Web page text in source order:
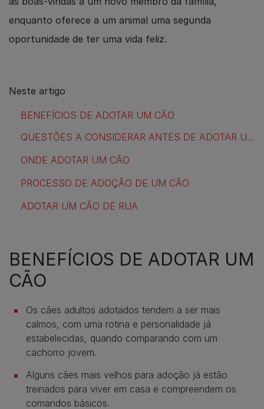
enquanto oferece a um animal uma segunda
oportunidade de ter uma vida feliz.
Neste artigo
BENEFÍCIOS DE ADOTAR UM CÃO
QUESTÕES A CONSIDERAR ANTES DE ADOTAR UM CÃO
ONDE ADOTAR UM CÃO
PROCESSO DE ADOÇÃO DE UM CÃO
ADOTAR UM CÃO DE RUA
BENEFÍCIOS DE ADOTAR UM
CÃO
Os cães adultos adotados tendem a ser mais
calmos, com uma rotina e personalidade já
estabelecidas, quando comparando com um
cachorro jovem.
Alguns cães mais velhos para adoção já estão
treinados para viver em casa e compreendem os
comandos básicos.